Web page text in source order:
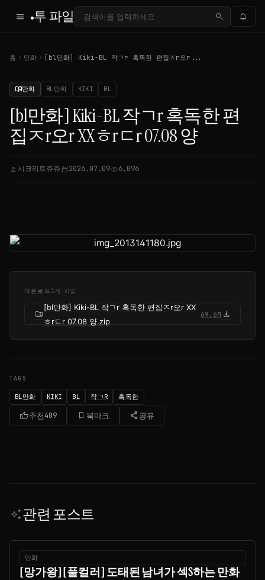
menu 투 파일 search notifications
홈 chevron_right 만화 chevron_right [bl만화] Kiki-BL 작ㄱr 혹독한 편집ㅈr오r...
menu_book만화 BL만화 KIKI BL
[bl만화] Kiki-BL 작ㄱr 혹독한 편
집ㅈr오r XXㅎrㄷr 07.08 양
person 시크리트쥬쥬 calendar_today2026.07.09visibility6,096
다운로드 1개 파일
folder_zip
[bl만화] Kiki-BL 작ㄱr 혹독한 편집ㅈr오r XX
ㅎrㄷr 07.08 양.zip
69.6M download
TAGS
BL만화 KIKI BL 작ㄱR 혹독한
thumb_up추천409 bookmark_border 북마크 share 공유
auto_awesome관련 포스트
만화
[망가왕] [풀컬러] 도태된 남녀가 섹S하는 만화